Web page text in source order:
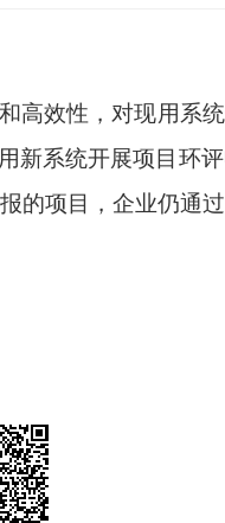
高效性，对现用系
新系统开展项目环
的项目，企业仍通